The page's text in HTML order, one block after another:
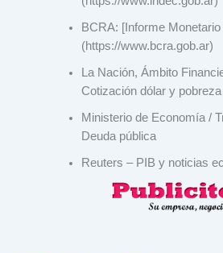
BCRA: [Informe Monetario
(https://www.bcra.gob.ar)
La Nación, Ámbito
Cotización dólar y pobreza
Ministerio de Economía /
Deuda pública
Reuters – PIB y noticias